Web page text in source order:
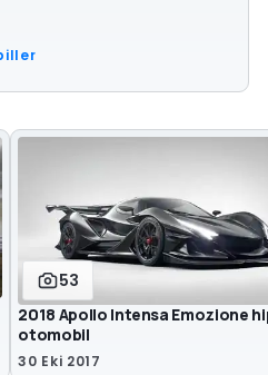
53
2018 Apollo Intensa Emozione
otomobil
30 Eki 2017